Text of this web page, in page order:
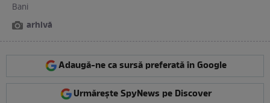
Bani
arhivă
Adaugă-ne ca sursă preferată în Google
Urmărește SpyNews pe Discover